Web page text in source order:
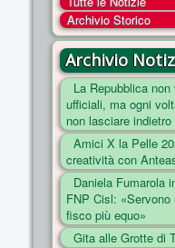
COSA FACCIAMO
ENTI
NOTIZIE
ESSENZIALI
MAPPA DEL SITO
CONVENZIONI
FOTO
SOCIAL
Archivio Storico
Archivio
La Repubblica
ufficiali, ma ogni
non lasciare
Amici X la Pelle
creatività con
Daniela Fumarola
FNP Cisl:
fisco più equo»
Gita alle Grotte di